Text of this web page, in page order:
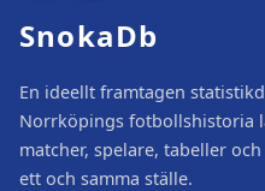
SnokaDb
En ideellt framtagen
Norrköpings fotbollshistoria
matcher, spelare, tabeller
ett och samma ställe.